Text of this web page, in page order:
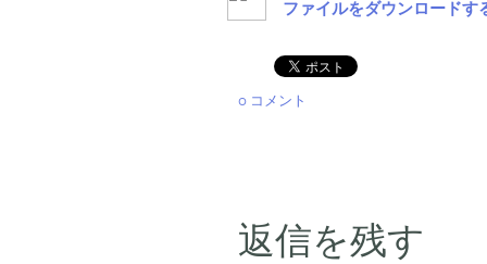
ファイルをダウンロードす
0 コメント
返信を残す